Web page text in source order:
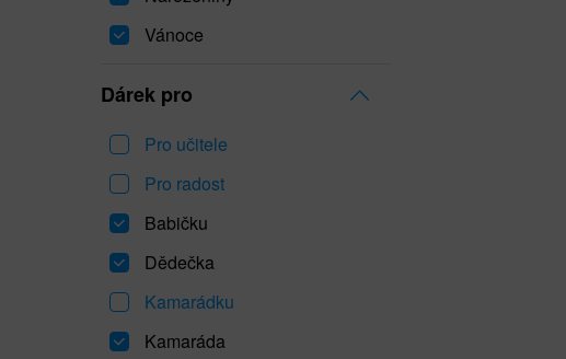
Vánoce
Dárek pro
Pro učitele
Pro radost
Babičku
Dědečka
Kamarádku
Kamaráda